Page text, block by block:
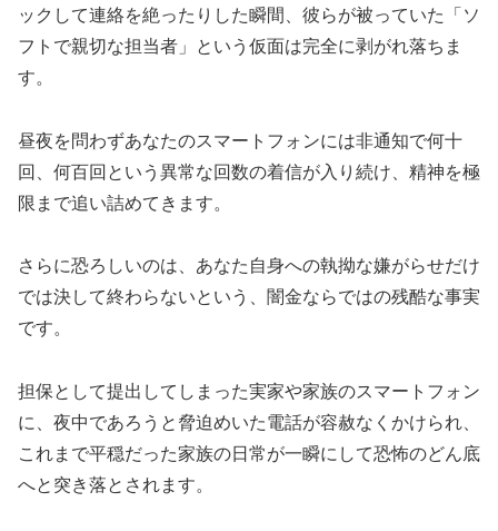
ックして連絡を絶ったりした瞬間、彼らが被っていた「ソ
フトで親切な担当者」という仮面は完全に剥がれ落ちま
す。
昼夜を問わずあなたのスマートフォンには非通知で何十
回、何百回という異常な回数の着信が入り続け、精神を極
限まで追い詰めてきます。
さらに恐ろしいのは、あなた自身への執拗な嫌がらせだけ
では決して終わらないという、闇金ならではの残酷な事実
です。
担保として提出してしまった実家や家族のスマートフォン
に、夜中であろうと脅迫めいた電話が容赦なくかけられ、
これまで平穏だった家族の日常が一瞬にして恐怖のどん底
へと突き落とされます。